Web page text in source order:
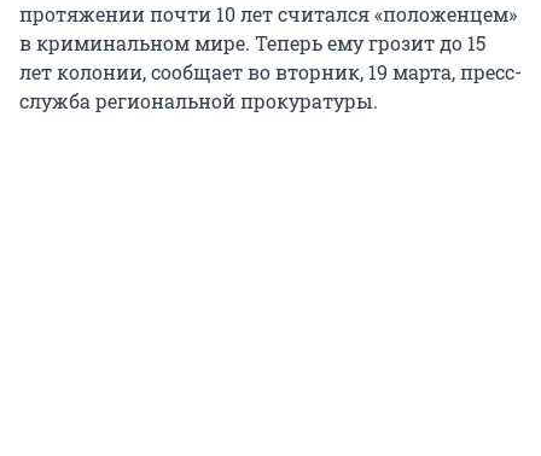
протяжении почти 10 лет считался «положенцем»
в криминальном мире. Теперь ему грозит до 15
лет колонии, сообщает во вторник, 19 марта, пресс-
служба региональной прокуратуры.